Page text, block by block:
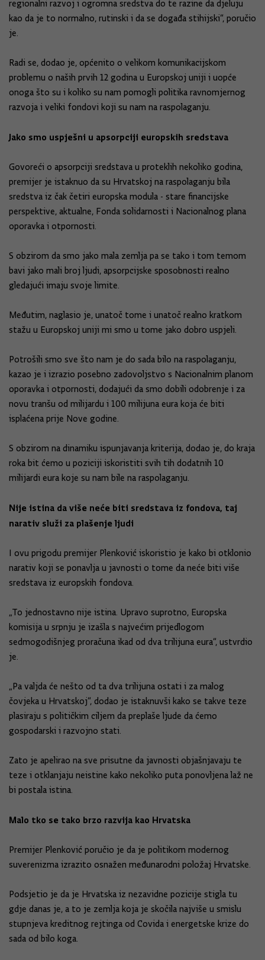
regionalni razvoj i ogromna sredstva do te razine da djeluju
kao da je to normalno, rutinski i da se događa stihijski“, poručio
je.
Radi se, dodao je, općenito o velikom komunikacijskom
problemu o naših prvih 12 godina u Europskoj uniji i uopće
onoga što su i koliko su nam pomogli politika ravnomjernog
razvoja i veliki fondovi koji su nam na raspolaganju.
Jako smo uspješni u apsorpciji europskih sredstava
Govoreći o apsorpciji sredstava u proteklih nekoliko godina,
premijer je istaknuo da su Hrvatskoj na raspolaganju bila
sredstva iz čak četiri europska modula - stare financijske
perspektive, aktualne, Fonda solidarnosti i Nacionalnog plana
oporavka i otpornosti.
S obzirom da smo jako mala zemlja pa se tako i tom temom
bavi jako mali broj ljudi, apsorpcijske sposobnosti realno
gledajući imaju svoje limite.
Međutim, naglasio je, unatoč tome i unatoč realno kratkom
stažu u Europskoj uniji mi smo u tome jako dobro uspjeli.
Potrošili smo sve što nam je do sada bilo na raspolaganju,
kazao je i izrazio posebno zadovoljstvo s Nacionalnim planom
oporavka i otpornosti, dodajući da smo dobili odobrenje i za
novu tranšu od milijardu i 100 milijuna eura koja će biti
isplaćena prije Nove godine.
S obzirom na dinamiku ispunjavanja kriterija, dodao je, do kraja
roka bit ćemo u poziciji iskoristiti svih tih dodatnih 10
milijardi eura koje su nam bile na raspolaganju.
Nije istina da više neće biti sredstava iz fondova, taj
narativ služi za plašenje ljudi
I ovu prigodu premijer Plenković iskoristio je kako bi otklonio
narativ koji se ponavlja u javnosti o tome da neće biti više
sredstava iz europskih fondova.
„To jednostavno nije istina. Upravo suprotno, Europska
komisija u srpnju je izašla s najvećim prijedlogom
sedmogodišnjeg proračuna ikad od dva trilijuna eura“, ustvrdio
je.
„Pa valjda će nešto od ta dva trilijuna ostati i za malog
čovjeka u Hrvatskoj“, dodao je istaknuvši kako se takve teze
plasiraju s političkim ciljem da preplaše ljude da ćemo
gospodarski i razvojno stati.
Zato je apelirao na sve prisutne da javnosti objašnjavaju te
teze i otklanjaju neistine kako nekoliko puta ponovljena laž ne
bi postala istina.
Malo tko se tako brzo razvija kao Hrvatska
Premijer Plenković poručio je da je politikom modernog
suverenizma izrazito osnažen međunarodni položaj Hrvatske.
Podsjetio je da je Hrvatska iz nezavidne pozicije stigla tu
gdje danas je, a to je zemlja koja je skočila najviše u smislu
stupnjeva kreditnog rejtinga od Covida i energetske krize do
sada od bilo koga.